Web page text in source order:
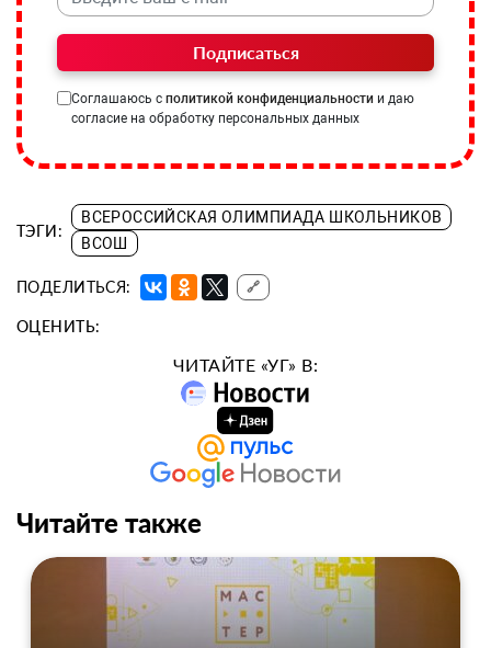
Подписаться
Соглашаюсь с политикой конфиденциальности и даю
согласие на обработку персональных данных
ТЭГИ:
ВСЕРОССИЙСКАЯ ОЛИМПИАДА ШКОЛЬНИКОВ
ВСОШ
ПОДЕЛИТЬСЯ: 🔗
ОЦЕНИТЬ:
ЧИТАЙТЕ «УГ» В:
Читайте также